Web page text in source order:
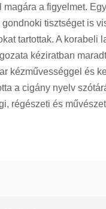
a figyelmet.
tisztséget is
tartottak. A korabeli
kéziratban
kézművességgel és
a cigány nyelv
régészeti és